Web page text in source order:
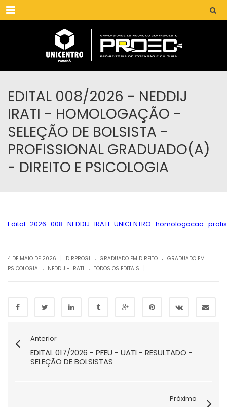
Menu
EDITAL 008/2026 - NEDDIJ
IRATI - HOMOLOGAÇÃO -
SELEÇÃO DE BOLSISTA -
PROFISSIONAL GRADUADO(A)
- DIREITO E PSICOLOGIA
4 DE MAIO DE 2026 DIRPROGI . GRADUADO EM DIREITO . GRADUADO EM
PSICOLOGIA . NEDDIJ - IRATI . TODOS OS EDITAIS
Anterior
EDITAL 017/2026 - PFEU - UATI - RESULTADO -
SELEÇÃO DE BOLSISTAS
Próximo